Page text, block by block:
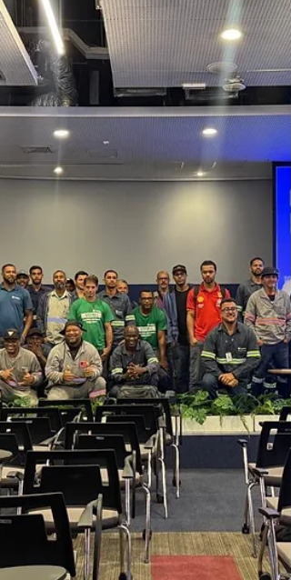
necessidade real. Na Enjatec, em João
Monlevade MG, iniciativas como o projeto
de leitura em conjunto e a biblioteca
reforçam esse compromisso. Mas o
vai muito além desses projetos. As ações
desenvolvimento, saúde mental e qu